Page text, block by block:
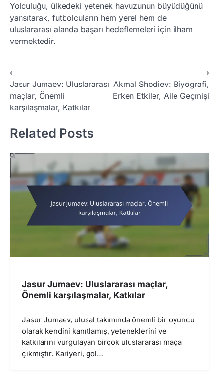
Yolculuğu, ülkedeki yetenek havuzunun büyüdüğünü
yansıtarak, futbolcuların hem yerel hem de
uluslararası alanda başarı hedeflemeleri için ilham
vermektedir.
P
o
s
n
v
i
g
o
⟵
Jasur Jumaev: Uluslararası
maçlar, Önemli
karşılaşmalar, Katkılar
Akmal Shodiev: Biyografi,
Erken Etkiler, Aile Geçmişi
⟶
Related Posts
Jasur Jumaev: Uluslararası maçlar,
Önemli karşılaşmalar, Katkılar
Jasur Jumaev, ulusal takımında önemli bir oyuncu
olarak kendini kanıtlamış, yeteneklerini ve
katkılarını vurgulayan birçok uluslararası maça
çıkmıştır. Kariyeri, gol…